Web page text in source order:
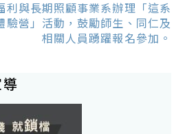
利與長期照顧事業系辦理「這系
驗營」活動，鼓勵師生、同仁及
相關人員踴躍報名參加。